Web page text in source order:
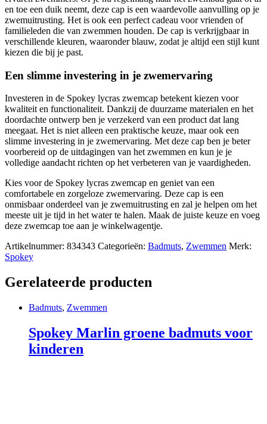
en toe een duik neemt, deze cap is een waardevolle aanvulling op je
zwemuitrusting. Het is ook een perfect cadeau voor vrienden of
familieleden die van zwemmen houden. De cap is verkrijgbaar in
verschillende kleuren, waaronder blauw, zodat je altijd een stijl kunt
kiezen die bij je past.
Een slimme investering in je zwemervaring
Investeren in de Spokey lycras zwemcap betekent kiezen voor
kwaliteit en functionaliteit. Dankzij de duurzame materialen en het
doordachte ontwerp ben je verzekerd van een product dat lang
meegaat. Het is niet alleen een praktische keuze, maar ook een
slimme investering in je zwemervaring. Met deze cap ben je beter
voorbereid op de uitdagingen van het zwemmen en kun je je
volledige aandacht richten op het verbeteren van je vaardigheden.
Kies voor de Spokey lycras zwemcap en geniet van een
comfortabele en zorgeloze zwemervaring. Deze cap is een
onmisbaar onderdeel van je zwemuitrusting en zal je helpen om het
meeste uit je tijd in het water te halen. Maak de juiste keuze en voeg
deze zwemcap toe aan je winkelwagentje.
Artikelnummer: 834343 Categorieën: Badmuts, Zwemmen Merk:
Spokey
Gerelateerde producten
Badmuts, Zwemmen
Spokey Marlin groene badmuts voor
kinderen